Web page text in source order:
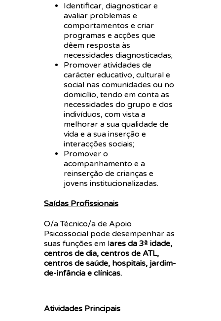
Identificar, diagnosticar e
avaliar problemas e
comportamentos e criar
programas e acções que
dêem resposta às
necessidades diagnosticadas;
Promover atividades de
carácter educativo, cultural e
social nas comunidades ou no
domicílio, tendo em conta as
necessidades do grupo e dos
indivíduos, com vista a
melhorar a sua qualidade de
vida e a sua inserção e
interacções sociais;
Promover o
acompanhamento e a
reinserção de crianças e
jovens institucionalizadas.
Saídas Profissionais
O/a Técnico/a de Apoio
Psicossocial pode desempenhar as
suas funções em lares da 3ª idade,
centros de dia, centros de ATL,
centros de saúde, hospitais, jardim-
de-infância e clínicas.
Atividades Principais